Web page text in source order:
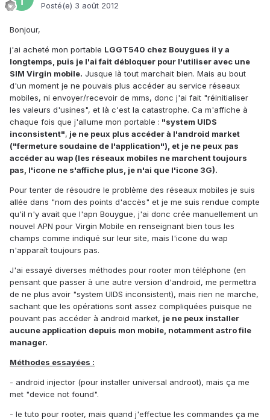
Posté(e) 3 août 2012
Bonjour,
j'ai acheté mon portable LGGT540 chez Bouygues il y a
longtemps, puis je l'ai fait débloquer pour l'utiliser avec une
SIM Virgin mobile. Jusque là tout marchait bien. Mais au bout
d'un moment je ne pouvais plus accéder au service réseaux
mobiles, ni envoyer/recevoir de mms, donc j'ai fait "réinitialiser
les valeurs d'usines", et là c'est la catastrophe. Ca m'affiche à
chaque fois que j'allume mon portable : "system UIDS
inconsistent", je ne peux plus accéder à l'android market
("fermeture soudaine de l'application"), et je ne peux pas
accéder au wap (les réseaux mobiles ne marchent toujours
pas, l'icone ne s'affiche plus, je n'ai que l'icone 3G).
Pour tenter de résoudre le problème des réseaux mobiles je suis
allée dans "nom des points d'accès" et je me suis rendue compte
qu'il n'y avait que l'apn Bouygue, j'ai donc crée manuellement un
nouvel APN pour Virgin Mobile en renseignant bien tous les
champs comme indiqué sur leur site, mais l'icone du wap
n'apparaît toujours pas.
J'ai essayé diverses méthodes pour rooter mon téléphone (en
pensant que passer à une autre version d'android, me permettra
de ne plus avoir "system UIDS inconsistent), mais rien ne marche,
sachant que les opérations sont assez compliquées puisque ne
pouvant pas accéder à android market, je ne peux installer
aucune application depuis mon mobile, notamment astro file
manager.
Méthodes essayées :
- android injector (pour installer universal androot), mais ça me
met "device not found".
- le tuto pour rooter, mais quand j'effectue les commandes ça me